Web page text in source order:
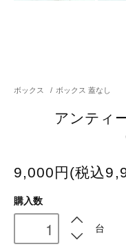
ボックス / ボックス 蓋なし
アンティ
9,000円(税込
購入数
台